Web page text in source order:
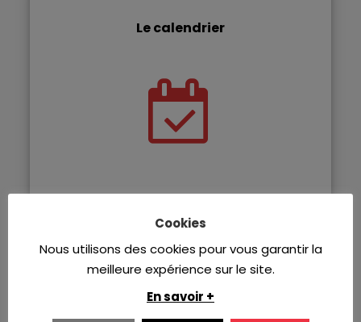
Le calendrier
Les offres
Cookies
Nous utilisons des cookies pour vous garantir la
meilleure expérience sur le site.
En savoir +